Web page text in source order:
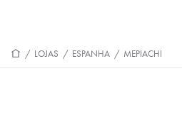
/ LOJAS / ESPANHA / MEPIACHI